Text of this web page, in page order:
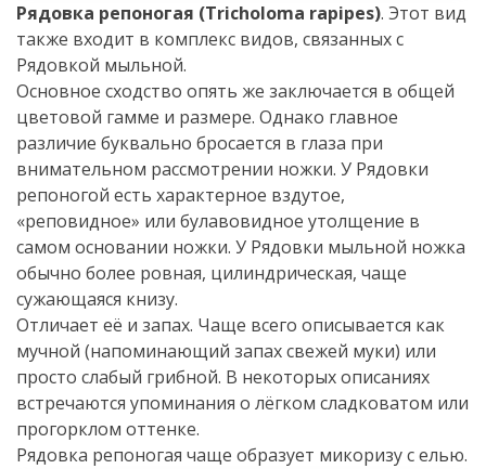
Рядовка репоногая (Tricholoma rapipes). Этот вид
также входит в комплекс видов, связанных с
Рядовкой мыльной.
Основное сходство опять же заключается в общей
цветовой гамме и размере. Однако главное
различие буквально бросается в глаза при
внимательном рассмотрении ножки. У Рядовки
репоногой есть характерное вздутое,
«реповидное» или булавовидное утолщение в
самом основании ножки. У Рядовки мыльной ножка
обычно более ровная, цилиндрическая, чаще
сужающаяся книзу.
Отличает её и запах. Чаще всего описывается как
мучной (напоминающий запах свежей муки) или
просто слабый грибной. В некоторых описаниях
встречаются упоминания о лёгком сладковатом или
прогорклом оттенке.
Рядовка репоногая чаще образует микоризу с елью.